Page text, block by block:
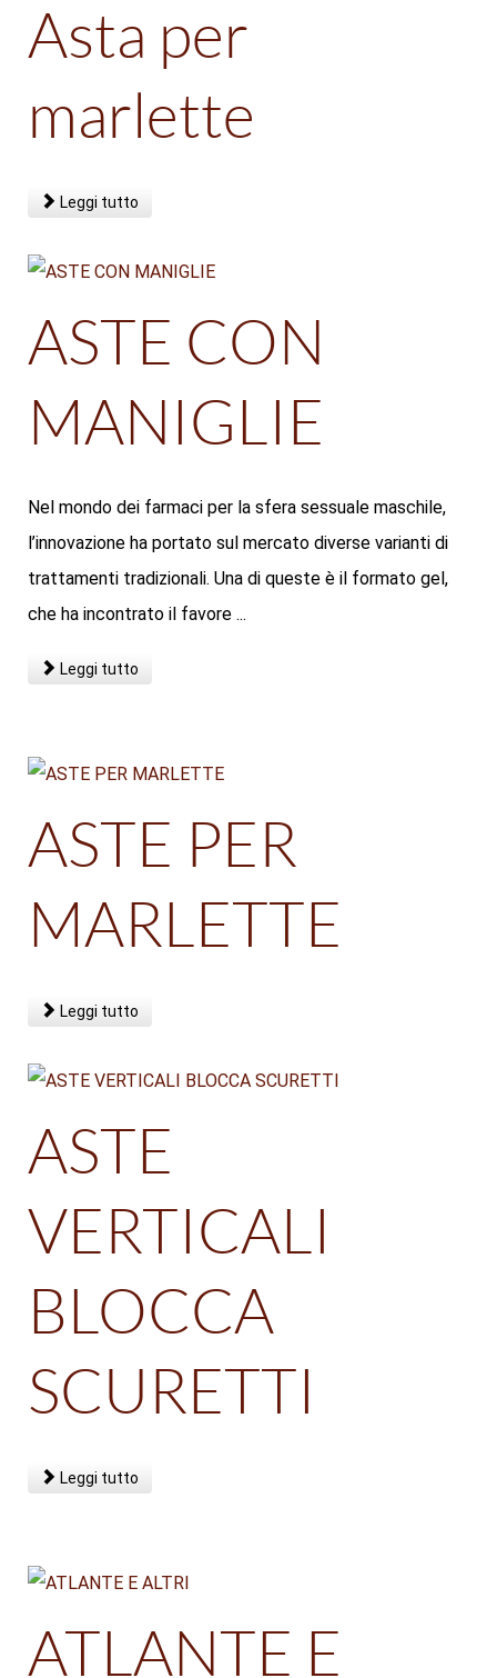
Asta per
marlette
Leggi tutto
ASTE CON
MANIGLIE
Nel mondo dei farmaci per la sfera sessuale maschile,
l’innovazione ha portato sul mercato diverse varianti di
trattamenti tradizionali. Una di queste è il formato gel,
che ha incontrato il favore ...
Leggi tutto
ASTE PER
MARLETTE
Leggi tutto
ASTE
VERTICALI
BLOCCA
SCURETTI
Leggi tutto
ATLANTE E